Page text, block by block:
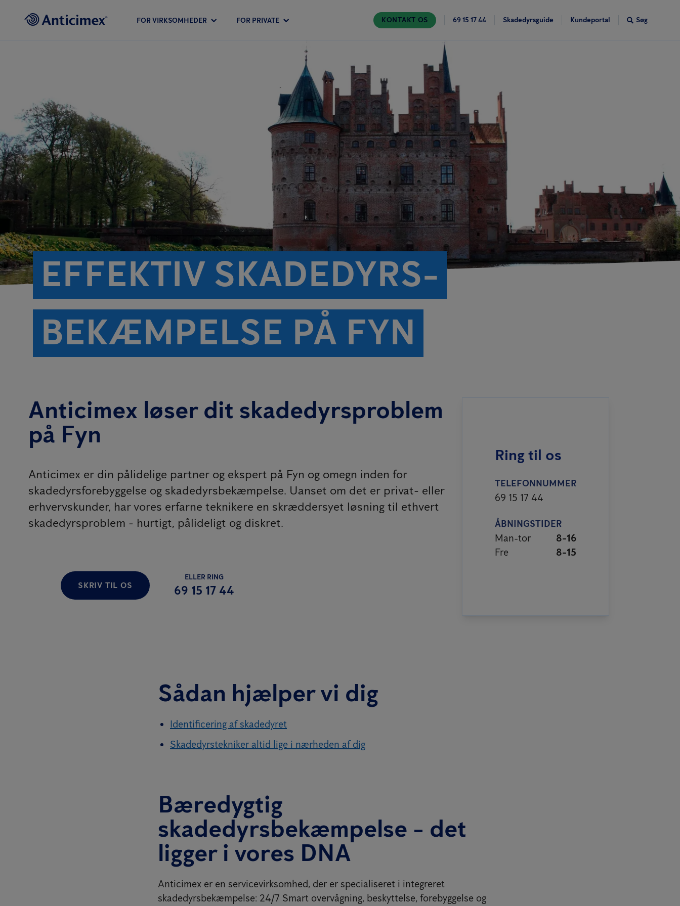
FOR VIRKSOMHEDER FOR PRIVATE KONTAKT OS 69 15 17 44 Skadedyrsguide Kundeportal Søg
EFFEKTIV SKADEDYRS­
BEKÆMPELSE PÅ FYN
Anticimex løser dit skadedyrsproblem
på Fyn
Anticimex er din pålidelige partner og ekspert på Fyn og omegn inden for
skadedyrsforebyggelse og skadedyrsbekæmpelse. Uanset om det er privat- eller
erhvervskunder, har vores erfarne teknikere en skræddersyet løsning til ethvert
skadedyrsproblem - hurtigt, pålideligt og diskret.
SKRIV TIL OS
ELLER RING
69 15 17 44
Ring til os
TELEFONNUMMER
69 15 17 44
ÅBNINGSTIDER
Man-tor
8-16
Fre
8-15
Sådan hjælper vi dig
Identificering af skadedyret
Skadedyrstekniker altid lige i nærheden af dig
Bæredygtig
skadedyrsbekæmpelse - det
ligger i vores DNA
Anticimex er en servicevirksomhed, der er specialiseret i integreret
skadedyrsbekæmpelse: 24/7 Smart overvågning, beskyttelse, forebyggelse og